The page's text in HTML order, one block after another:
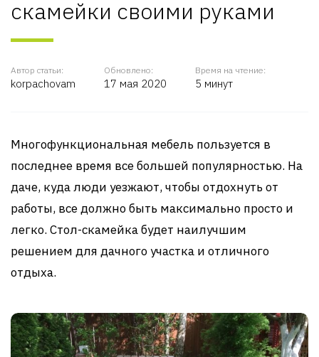
скамейки своими руками
Автор статьи:
korpachovam
Обновлено:
17 мая 2020
Время на чтение:
5 минут
Многофункциональная мебель пользуется в
последнее время все большей популярностью. На
даче, куда люди уезжают, чтобы отдохнуть от
работы, все должно быть максимально просто и
легко. Стол-скамейка будет наилучшим
решением для дачного участка и отличного
отдыха.